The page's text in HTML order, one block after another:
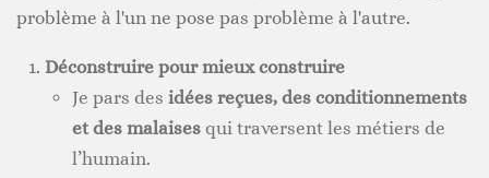
problème à l'un ne pose pas problème à l'autre.
Déconstruire pour mieux construire
Je pars des idées reçues, des conditionnements
et des malaises qui traversent les métiers de
l’humain.